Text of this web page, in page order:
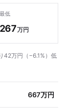
最低
267万円
42万円（−6.1%）低
667万円